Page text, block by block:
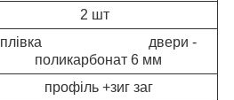
2 шт
плівка двери -
поликарбонат 6 мм
профіль +зиг заг